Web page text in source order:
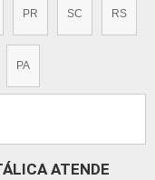
PR SC RS
PA
ATENDE